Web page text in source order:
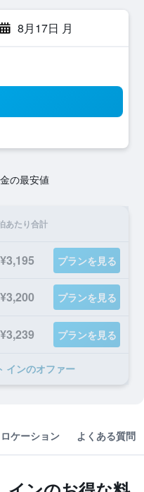
8月17日 月
の最安値
あたり合計
¥3,195 プランを見る
¥3,200 プランを見る
¥3,239 プランを見る
インのオファー
ロケーション よくある質問